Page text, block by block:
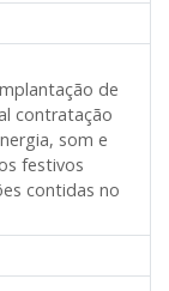
de
contratação
som e
festivos
contidas no